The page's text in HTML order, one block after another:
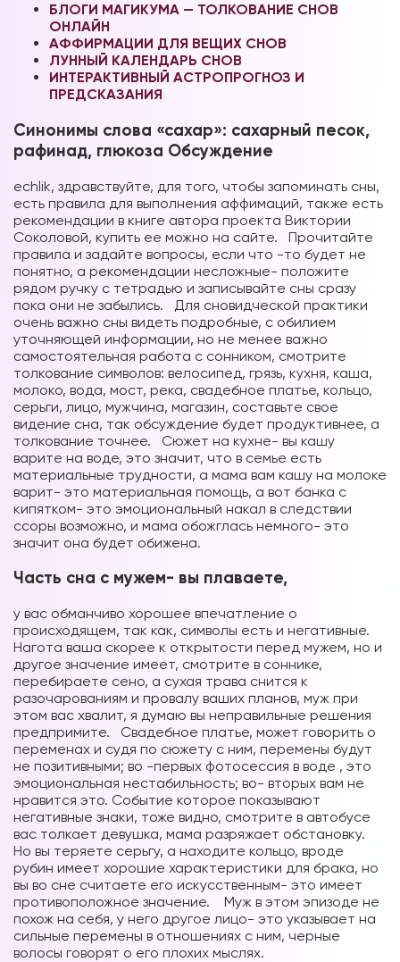
БЛОГИ МАГИКУМА — ТОЛКОВАНИЕ СНОВ
ОНЛАЙН
АФФИРМАЦИИ ДЛЯ ВЕЩИХ СНОВ
ЛУННЫЙ КАЛЕНДАРЬ СНОВ
ИНТЕРАКТИВНЫЙ АСТРОПРОГНОЗ И
ПРЕДСКАЗАНИЯ
Синонимы слова «сахар»: сахарный песок,
рафинад, глюкоза Обсуждение
echlik, здравствуйте, для того, чтобы запоминать сны,
есть правила для выполнения аффимаций, также есть
рекомендации в книге автора проекта Виктории
Соколовой, купить ее можно на сайте. Прочитайте
правила и задайте вопросы, если что -то будет не
понятно, а рекомендации несложные- положите
рядом ручку с тетрадью и записывайте сны сразу
пока они не забылись. Для сновидческой практики
очень важно сны видеть подробные, с обилием
уточняющей информации, но не менее важно
самостоятельная работа с сонником, смотрите
толкование символов: велосипед, грязь, кухня, каша,
молоко, вода, мост, река, свадебное платье, кольцо,
серьги, лицо, мужчина, магазин, составьте свое
видение сна, так обсуждение будет продуктивнее, а
толкование точнее. Сюжет на кухне- вы кашу
варите на воде, это значит, что в семье есть
материальные трудности, а мама вам кашу на молоке
варит- это материальная помощь, а вот банка с
кипятком- это эмоциональный накал в следствии
ссоры возможно, и мама обожглась немного- это
значит она будет обижена.
Часть сна с мужем- вы плаваете,
у вас обманчиво хорошее впечатление о
происходящем, так как, символы есть и негативные.
Нагота ваша скорее к открытости перед мужем, но и
другое значение имеет, смотрите в соннике,
перебираете сено, а сухая трава снится к
разочарованиям и провалу ваших планов, муж при
этом вас хвалит, я думаю вы неправильные решения
предпримите. Свадебное платье, может говорить о
переменах и судя по сюжету с ним, перемены будут
не позитивными; во -первых фотосессия в воде , это
эмоциональная нестабильность; во- вторых вам не
нравится это. Событие которое показывают
негативные знаки, тоже видно, смотрите в автобусе
вас толкает девушка, мама разряжает обстановку.
Но вы теряете серьгу, а находите кольцо, вроде
рубин имеет хорошие характеристики для брака, но
вы во сне считаете его искусственным- это имеет
противоположное значение. Муж в этом эпизоде не
похож на себя, у него другое лицо- это указывает на
сильные перемены в отношениях с ним, черные
волосы говорят о его плохих мыслях.